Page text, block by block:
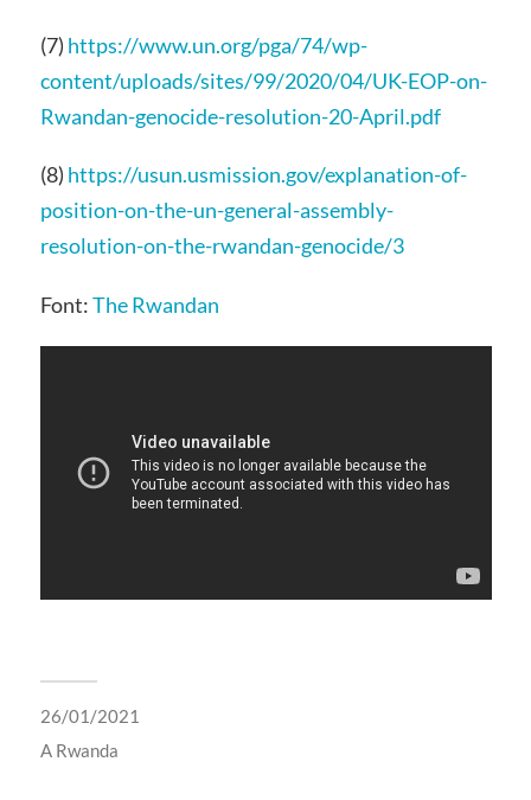
(7) https://www.un.org/pga/74/wp-
content/uploads/sites/99/2020/04/UK-EOP-on-
Rwandan-genocide-resolution-20-April.pdf
(8) https://usun.usmission.gov/explanation-of-
position-on-the-un-general-assembly-
resolution-on-the-rwandan-genocide/3
Font:The Rwandan
26/01/2021
A Rwanda